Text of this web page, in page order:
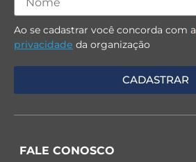
Ao se cadastrar você concorda com a
privacidade da organização
FALE CONOSCO